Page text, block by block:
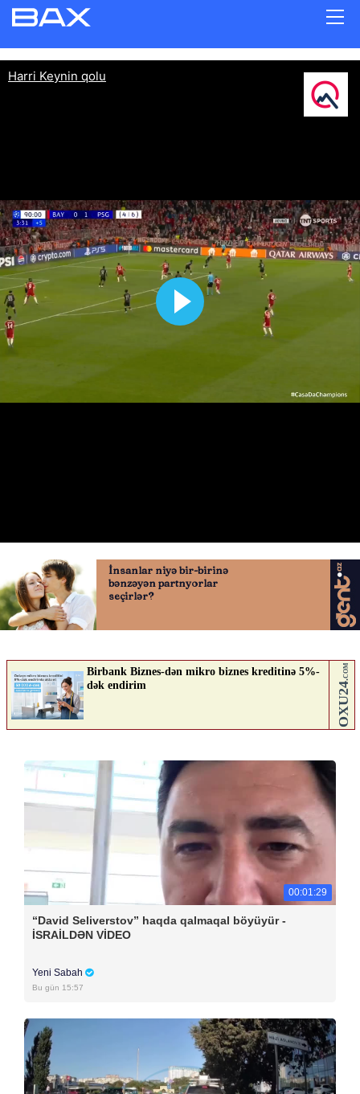
Harri Keynin qolu
00:01:29
“David Seliverstov” haqda qalmaqal böyüyür -
İSRAİLDƏN VİDEO
Yeni Sabah
Bu gün 15:57